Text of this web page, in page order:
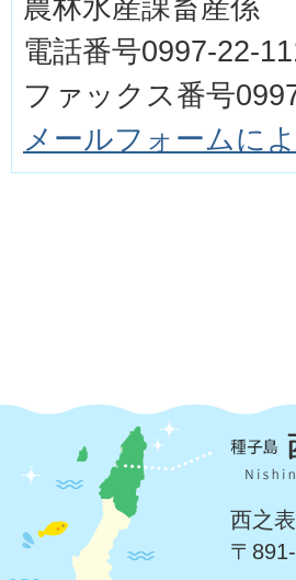
電話番号0997-22-
ファックス番号
メールフォームに
西之
〒